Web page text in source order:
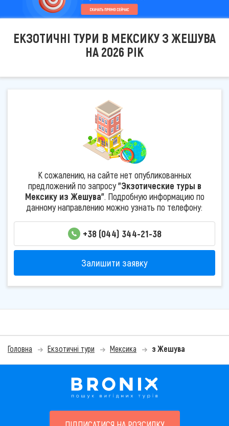
ЕКЗОТИЧНІ ТУРИ В МЕКСИКУ З ЖЕШУВА
НА 2026 РІК
К сожалению, на сайте нет опубликованных
предложений по запросу"Экзотические туры в
Мексику из Жешува". Подробную информацию по
данному направлению можно узнать по телефону:
+38 (044) 344-21-38
Залишити заявку
Головна Екзотичні тури Мексика з Жешува